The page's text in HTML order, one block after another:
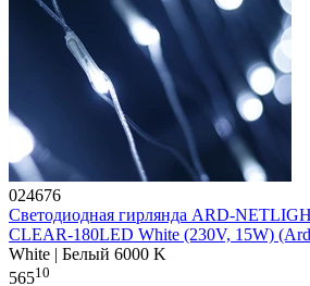
024676
Светодиодная гирлянда ARD-
CLEAR-180LED White (230V, 15W)
White | Белый 6000 K
56510